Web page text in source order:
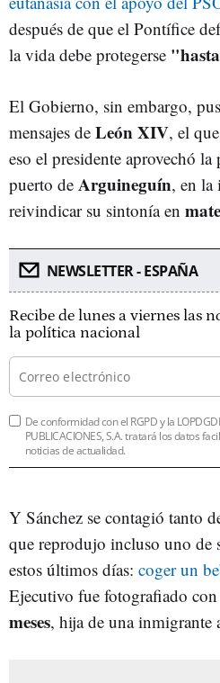
después de que el Pontífice
la vida debe protegerse
El Gobierno, sin embargo,
mensajes de LeónXIV, el
eso el presidente aprovechó
puerto de Arguineguín, en la
reivindicar su sintonía en
NEWSLETTER - ESPAÑA
Recibe de lunes a viernes las
la política nacional
De conformidad con el RGPD y la
PUBLICACIONES, S.A. tratará los datos
noticias de actualidad.
Y Sánchez se contagió tanto
que reprodujo incluso uno de
estos últimos días: coger un
Ejecutivo fue fotografiado
meses, hija de una inmigrante